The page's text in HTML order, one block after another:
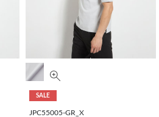
SALE
JPC55005-GR_X